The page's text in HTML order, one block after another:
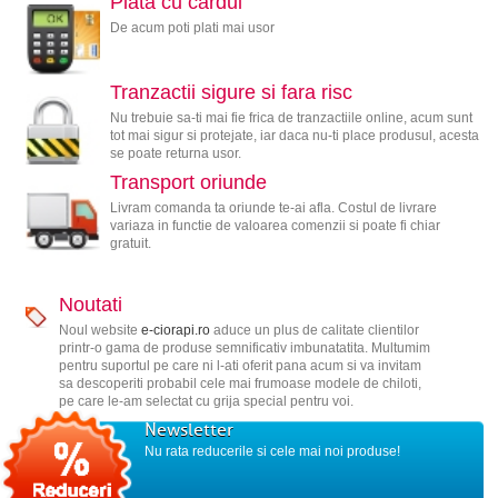
De acum poti plati mai usor
Tranzactii sigure si fara risc
Nu trebuie sa-ti mai fie frica de tranzactiile online, acum sunt
tot mai sigur si protejate, iar daca nu-ti place produsul, acesta
se poate returna usor.
Transport oriunde
Livram comanda ta oriunde te-ai afla. Costul de livrare
variaza in functie de valoarea comenzii si poate fi chiar
gratuit.
Noutati
Noul website e-ciorapi.roaduce un plus de calitate clientilor
printr-o gama de produse semnificativ imbunatatita. Multumim
pentru suportul pe care ni l-ati oferit pana acum si va invitam
sa descoperiti probabil cele mai frumoase modele de chiloti,
pe care le-am selectat cu grija special pentru voi.
Newsletter
Nu rata reducerile si cele mai noi produse!